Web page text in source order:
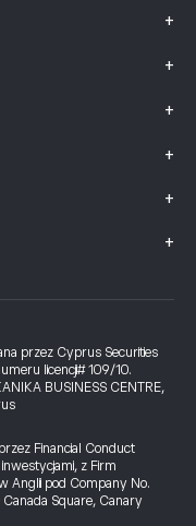
+
+
+
+
+
+
przez Cyprus Securities
licencji# 109/10.
BUSINESS CENTRE,
Financial Conduct
z Firm
Anglii pod Company No.
Square, Canary